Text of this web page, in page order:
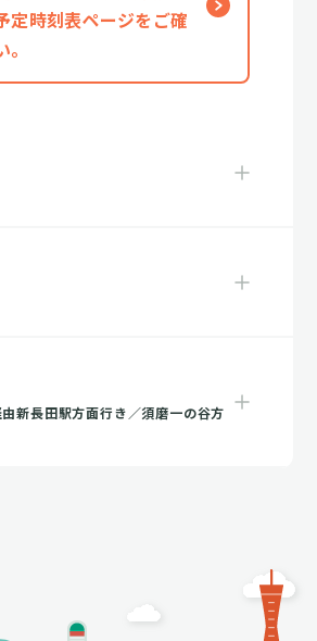
定時刻表ページをご確
新長田駅方面行き／須磨一の谷方